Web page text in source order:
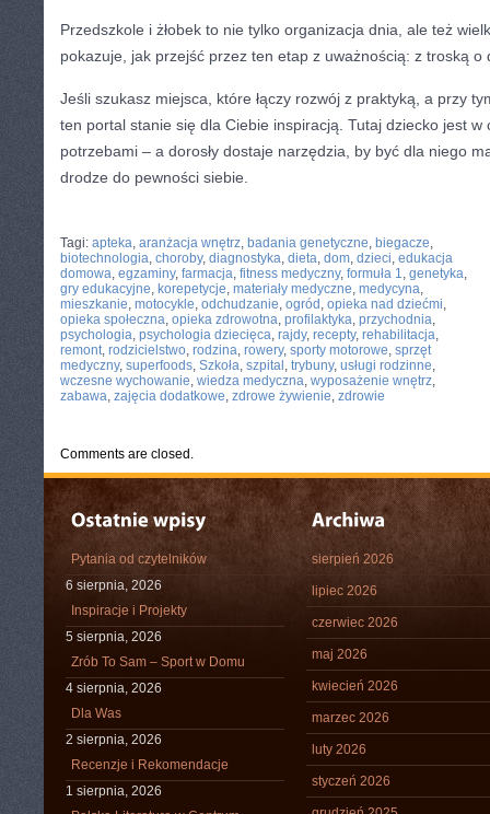
Przedszkole i żłobek to nie tylko organizacja dnia, ale też
pokazuje, jak przejść przez ten etap z uważnością: z troską o
Jeśli szukasz miejsca, które łączy rozwój z praktyką, a przy
ten portal stanie się dla Ciebie inspiracją. Tutaj dziecko jest w
potrzebami – a dorosły dostaje narzędzia, by być dla niego
drodze do pewności siebie.
Tagi: apteka aranżacja wnętrz badania genetyczne biegacze
biotechnologia choroby, diagnostyka dieta dom dzieci edukacja
domowa egzaminy, farmacja fitness medyczny, formuła 1 genetyka
gry edukacyjne korepetycje materiały medyczne medycyna
mieszkanie motocykle odchudzanie ogród opieka nad dziećmi
opieka społeczna opieka zdrowotna profilaktyka przychodnia
psychologia psychologia dziecięca rajdy, recepty, rehabilitacja
remont rodzicielstwo rodzina rowery, sporty motorowe sprzęt
medyczny, superfoods Szkoła szpital trybuny, usługi rodzinne
wczesne wychowanie wiedza medyczna wyposażenie wnętrz
zabawa zajęcia dodatkowe zdrowe żywienie zdrowie
Comments are closed.
Pytania od czytelników
6 sierpnia, 2026
Inspiracje i Projekty
5 sierpnia, 2026
Zrób To Sam – Sport w Domu
4 sierpnia, 2026
Dla Was
2 sierpnia, 2026
Recenzje i Rekomendacje
1 sierpnia, 2026
sierpień 2026
lipiec 2026
czerwiec 2026
maj 2026
kwiecień 2026
marzec 2026
luty 2026
styczeń 2026